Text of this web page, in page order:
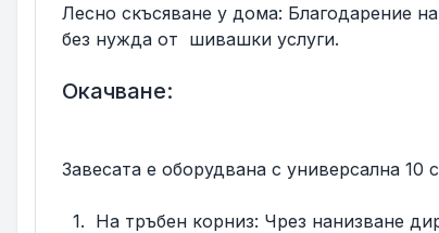
Лесно скъсяване у дома: Благодарение
без нужда от шивашки услуги.
Окачване:
Завесата е оборудвана с универсална
1. На тръбен корниз: Чрез нанизване